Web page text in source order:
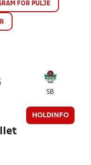
FOR PULJE
SB
HOLDINFO